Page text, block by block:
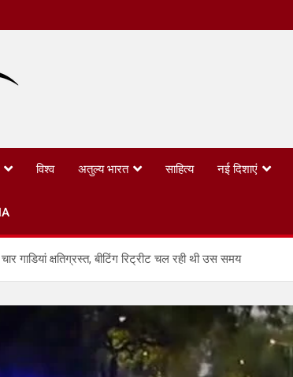
विश्व अतुल्य भारत साहित्य नई दिशाएं
गाडियां क्षतिग्रस्त, बीटिंग रिट्रीट चल रही थी उस समय